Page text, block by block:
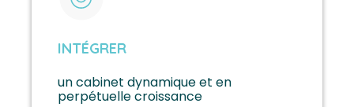
INTÉGRER
un cabinet dynamique et en
perpétuelle croissance